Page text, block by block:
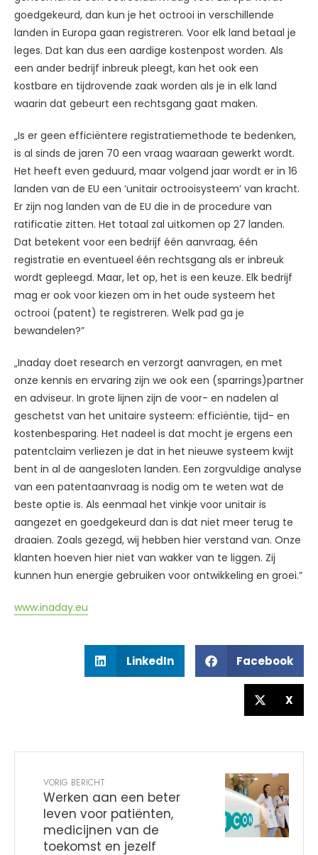
goedgekeurd, dan kun je het octrooi in verschillende
landen in Europa gaan registreren. Voor elk land betaal je
leges. Dat kan dus een aardige kostenpost worden. Als
een ander bedrijf inbreuk pleegt, kan het ook een
kostbare en tijdrovende zaak worden als je in elk land
waarin dat gebeurt een rechtsgang gaat maken.
„Is er geen efficiëntere registratiemethode te bedenken,
is al sinds de jaren 70 een vraag waaraan gewerkt wordt.
Het heeft even geduurd, maar volgend jaar wordt er in 16
landen van de EU een ‘unitair octrooisysteem’ van kracht.
Er zijn nog landen van de EU die in de procedure van
ratificatie zitten. Het totaal zal uitkomen op 27 landen.
Dat betekent voor een bedrijf één aanvraag, één
registratie en eventueel één rechtsgang als er inbreuk
wordt gepleegd. Maar, let op, het is een keuze. Elk bedrijf
mag er ook voor kiezen om in het oude systeem het
octrooi (patent) te registreren. Welk pad ga je
bewandelen?”
„Inaday doet research en verzorgt aanvragen, en met
onze kennis en ervaring zijn we ook een (sparrings)partner
en adviseur. In grote lijnen zijn de voor- en nadelen al
geschetst van het unitaire systeem: efficiëntie, tijd- en
kostenbesparing. Het nadeel is dat mocht je ergens een
patentclaim verliezen je dat in het nieuwe systeem kwijt
bent in al de aangesloten landen. Een zorgvuldige analyse
van een patentaanvraag is nodig om te weten wat de
beste optie is. Als eenmaal het vinkje voor unitair is
aangezet en goedgekeurd dan is dat niet meer terug te
draaien. Zoals gezegd, wij hebben hier verstand van. Onze
klanten hoeven hier niet van wakker van te liggen. Zij
kunnen hun energie gebruiken voor ontwikkeling en groei.”
www.inaday.eu
LinkedIn Facebook
X
VORIG BERICHT
Werken aan een beter
leven voor patiënten,
medicijnen van de
toekomst en jezelf